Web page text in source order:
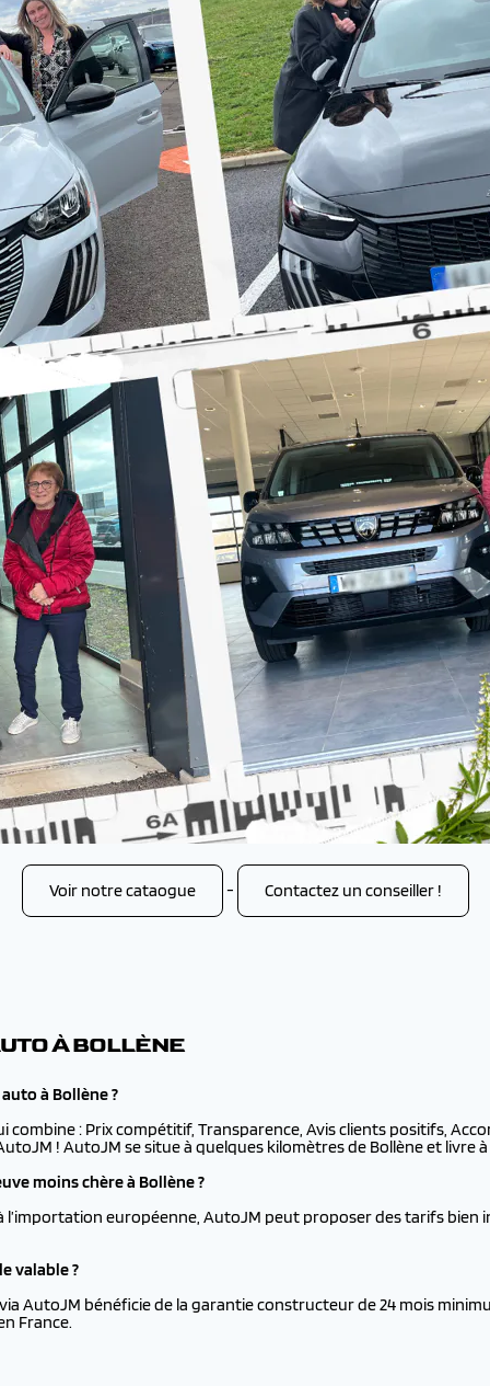
Voir notre cataogue - Contactez un conseiller !
À BOLLÈNE
à Bollène ?
combine : Prix compétitif, Transparence, Avis clients positifs,
! AutoJM se situe à quelques kilomètres de Bollène et livre
moins chère à Bollène ?
l’importation européenne, AutoJM peut proposer des tarifs bien
valable ?
AutoJM bénéficie de la garantie constructeur de 24 mois
France.